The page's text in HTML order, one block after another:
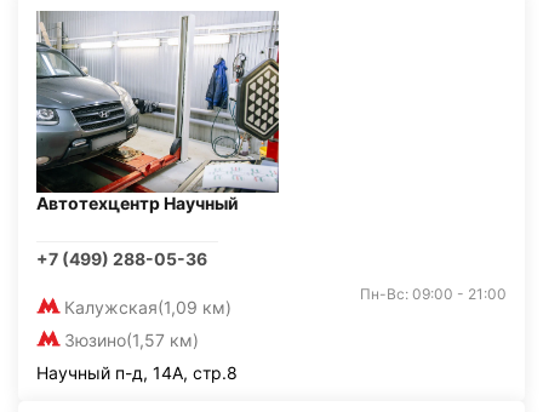
Автотехцентр Научный
+7 (499) 288-05-36
Калужская(1,09 км)
Зюзино(1,57 км)
Пн-Вс: 09:00 - 21:00
Научный п-д, 14А, стр.8